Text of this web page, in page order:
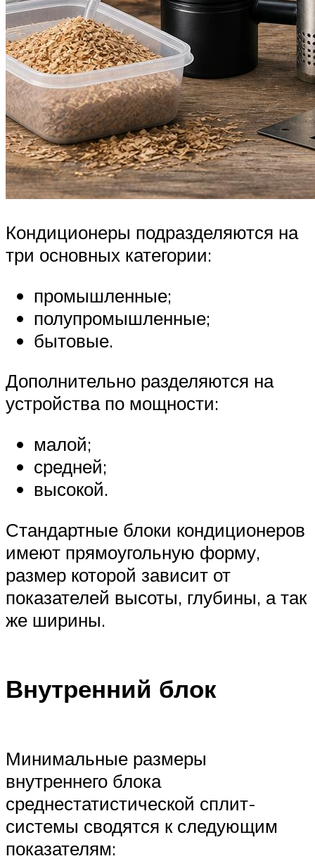
Кондиционеры подразделяются на
три основных категории:
промышленные;
полупромышленные;
бытовые.
Дополнительно разделяются на
устройства по мощности:
малой;
средней;
высокой.
Стандартные блоки кондиционеров
имеют прямоугольную форму,
размер которой зависит от
показателей высоты, глубины, а так
же ширины.
Внутренний блок
Минимальные размеры
внутреннего блока
среднестатистической сплит-
системы сводятся к следующим
показателям: